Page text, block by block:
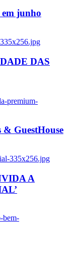
em junho
DAS
premium-
& GuestHouse
335x256.jpg
A
bem-